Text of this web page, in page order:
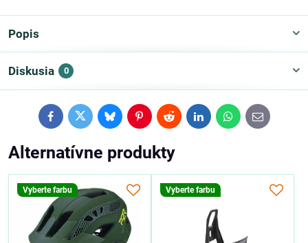
Popis
Diskusia 0
FacebookTwitterBlueskyPinterestRedditLinkedInWhatsApp
E-
mail
Alternatívne produkty
Vyberte farbu Vyberte farbu